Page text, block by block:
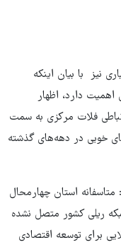
نیز با بیان اینکه
دارد، اظهار
فلات مرکزی به سمت
خوبی در دهه‌های گذشته
استان چهارمحال
ریلی کشور متصل نشده
برای توسعه اقتصادی